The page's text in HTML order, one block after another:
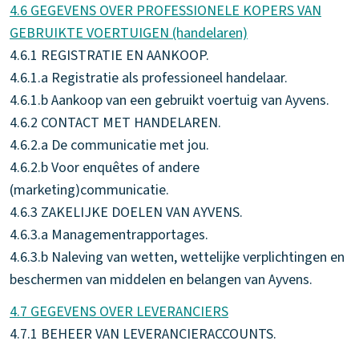
4.6 GEGEVENS OVER PROFESSIONELE KOPERS VAN
GEBRUIKTE VOERTUIGEN (handelaren)
4.6.1 REGISTRATIE EN AANKOOP.
4.6.1.a Registratie als professioneel handelaar.
4.6.1.b Aankoop van een gebruikt voertuig van Ayvens.
4.6.2 CONTACT MET HANDELAREN.
4.6.2.a De communicatie met jou.
4.6.2.b Voor enquêtes of andere
(marketing)communicatie.
4.6.3 ZAKELIJKE DOELEN VAN AYVENS.
4.6.3.a Managementrapportages.
4.6.3.b Naleving van wetten, wettelijke verplichtingen en
beschermen van middelen en belangen van Ayvens.
4.7 GEGEVENS OVER LEVERANCIERS
4.7.1 BEHEER VAN LEVERANCIERACCOUNTS.